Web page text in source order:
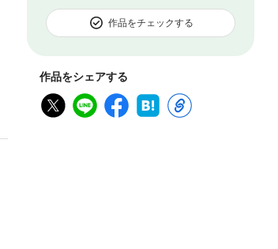
作品をチェックする
作品をシェアする